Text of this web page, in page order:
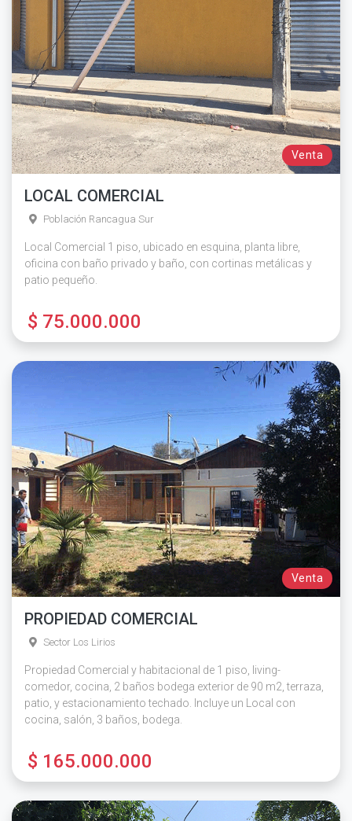
Venta
LOCAL COMERCIAL
Población Rancagua Sur
Local Comercial 1 piso, ubicado en esquina, planta libre,
oficina con baño privado y baño, con cortinas metálicas y
patio pequeño.
$ 75.000.000
Venta
PROPIEDAD COMERCIAL
Sector Los Lirios
Propiedad Comercial y habitacional de 1 piso, living-
comedor, cocina, 2 baños bodega exterior de 90 m2, terraza,
patio, y estacionamiento techado. Incluye un Local con
cocina, salón, 3 baños, bodega.
$ 165.000.000